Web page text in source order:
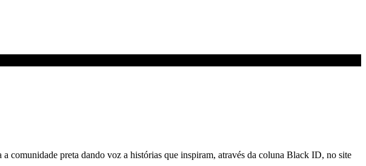
preta dando voz a histórias que inspiram, através da coluna Black ID, no site